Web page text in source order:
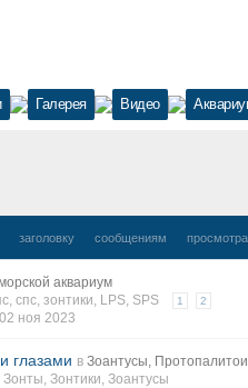
Галерея Видео
заголовку сообщениям
аквариум
, спс, зонтики, LPS, SPS 1 2
02 ноя 2023
глазами в Зоантусы,
Зонты, Зонтики, Зоантусы